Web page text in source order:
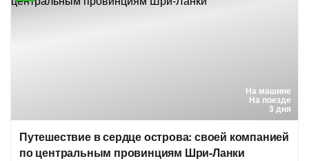
На машине
На поезде
3 дня
Путешествие в сердце острова: своей компанией
по центральным провинциям Шри-Ланки